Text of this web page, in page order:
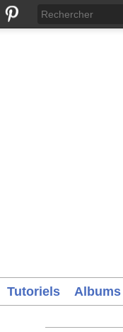
Tutoriels Albums